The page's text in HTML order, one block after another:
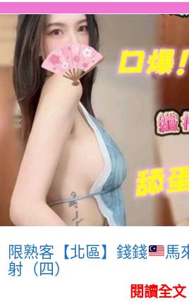
限熟客【北區】錢錢
馬
射（四）
閱讀全文